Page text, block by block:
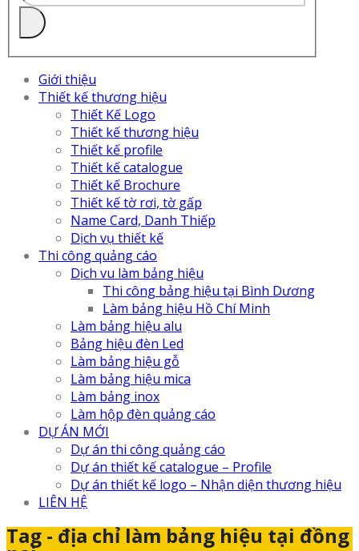
Giới thiệu
Thiết kế thương hiệu
Thiết Kế Logo
Thiết kế thương hiệu
Thiết kế profile
Thiết kế catalogue
Thiết kế Brochure
Thiết kế tờ rơi, tờ gấp
Name Card, Danh Thiếp
Dịch vụ thiết kế
Thi công quảng cáo
Dịch vu làm bảng hiệu
Thi công bảng hiệu tại Bình Dương
Làm bảng hiệu Hồ Chí Minh
Làm bảng hiệu alu
Bảng hiệu đèn Led
Làm bảng hiệu gỗ
Làm bảng hiệu mica
Làm bảng inox
Làm hộp đèn quảng cáo
DỰ ÁN MỚI
Dự án thi công quảng cáo
Dự án thiết kế catalogue – Profile
Dự án thiết kế logo – Nhận diện thương hiệu
LIÊN HỆ
Tag - địa chỉ làm bảng hiệu tại đồng